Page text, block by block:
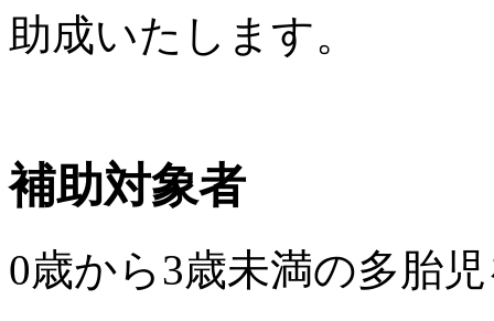
助成いたします。
補助対象者
0歳から3歳未満の多胎